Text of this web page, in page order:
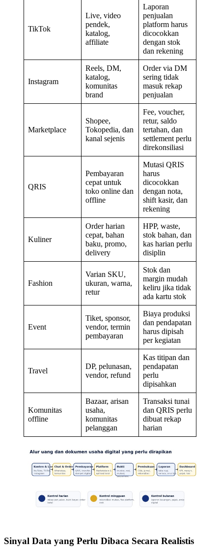
TikTok
Live, video
pendek,
katalog,
affiliate
Laporan
penjualan
platform harus
dicocokkan
dengan stok
dan rekening
Instagram
Reels, DM,
katalog,
komunitas
brand
Order via DM
sering tidak
masuk rekap
penjualan
Marketplace
Shopee,
Tokopedia, dan
kanal sejenis
Fee, voucher,
retur, saldo
tertahan, dan
settlement perlu
direkonsiliasi
QRIS
Pembayaran
cepat untuk
toko online dan
offline
Mutasi QRIS
harus
dicocokkan
dengan nota,
shift kasir, dan
rekening
Kuliner
Order harian
cepat, bahan
baku, promo,
delivery
HPP, waste,
stok bahan, dan
kas harian perlu
disiplin
Fashion
Varian SKU,
ukuran, warna,
retur
Stok dan
margin mudah
keliru jika tidak
ada kartu stok
Event
Tiket, sponsor,
vendor, termin
pembayaran
Biaya produksi
dan pendapatan
harus dipisah
per kegiatan
Travel
DP, pelunasan,
vendor, refund
Kas titipan dan
pendapatan
perlu
dipisahkan
Komunitas
offline
Bazaar, arisan
usaha,
komunitas
pelanggan
Transaksi tunai
dan QRIS perlu
dibuat rekap
harian
Sinyal Data yang Perlu Dibaca Secara Realistis